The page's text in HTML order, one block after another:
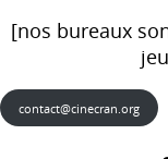
[nos bureaux
contact@cinecran.org